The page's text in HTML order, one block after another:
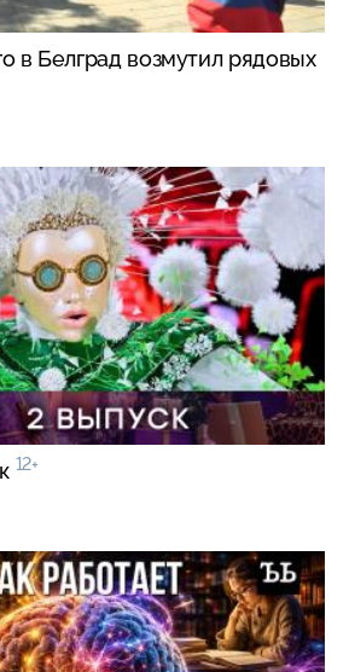
в Белград возмутил рядовых
12+